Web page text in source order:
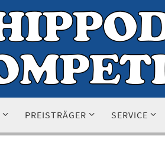
PREISTRÄGER SERVICE